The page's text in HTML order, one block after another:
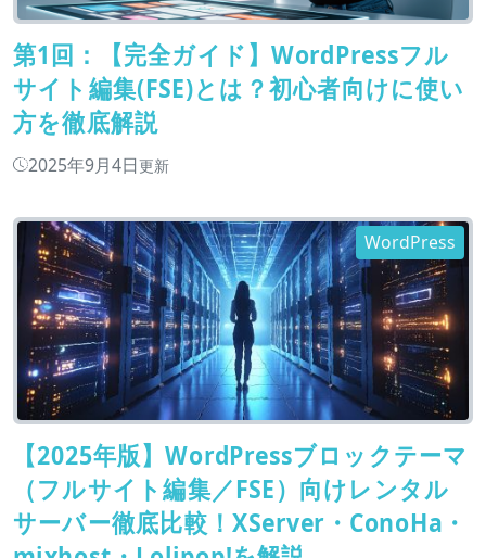
第1回：【完全ガイド】WordPressフル
サイト編集(FSE)とは？初心者向けに使い
方を徹底解説
2025年9月4日更新
【2025年版】WordPressブロックテーマ
（フルサイト編集／FSE）向けレンタル
サーバー徹底比較！XServer・ConoHa・
WordPress